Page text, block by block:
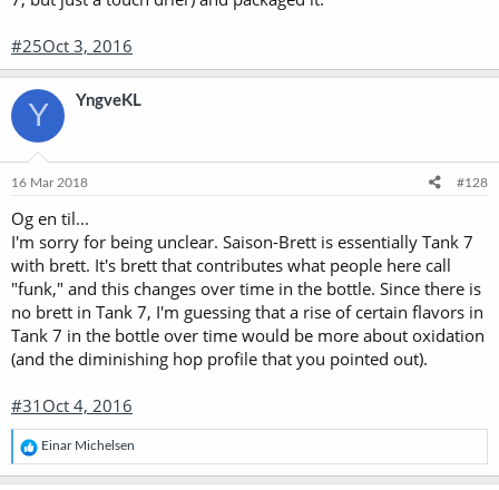
#25Oct 3, 2016
Y YngveKL
16 Mar 2018 #128
Og en til...
I'm sorry for being unclear. Saison-Brett is essentially Tank 7
with brett. It's brett that contributes what people here call
"funk," and this changes over time in the bottle. Since there is
no brett in Tank 7, I'm guessing that a rise of certain flavors in
Tank 7 in the bottle over time would be more about oxidation
(and the diminishing hop profile that you pointed out).
#31Oct 4, 2016
R
e
a
Einar Michelsen